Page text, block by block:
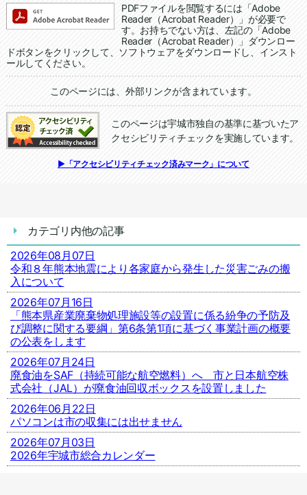
追加情報：PDFファイルPDFファイルを閲覧するには「Adobe
Reader（Acrobat Reader）」が必要で
す。お持ちでない方は、左記の「Adobe
Reader（Acrobat Reader）」ダウンロー
ドボタンをクリックして、ソフトウェアをダウンロードし、インスト
ールしてください。
追加情報：外部リンク
このページには、外部リンクが含まれています。
追加情報：アクセシビリティチェック
このページは宇城市独自の基準に基づいたア
クセシビリティチェックを実施しています。
▶「アクセシビリティチェック済みマーク」について
カテゴリ内他の記事
2026年08月07日
令和８年熊本地震により各家庭から発生した災害ごみの搬
入について
2026年07月16日
「熊本県産業廃棄物処理施設等の設置に係る紛争の予防及
び調整に関する要綱」第6条第1項に基づく事業計画の概要
の公表をします
2026年07月24日
廃食油をSAF（持続可能な航空燃料）へ 市と日本航空株
式会社（JAL）が廃食油回収ボックスを設置しました
2026年06月22日
パソコンは市の収集には出せません
2026年07月03日
2026年宇城市総合カレンダー